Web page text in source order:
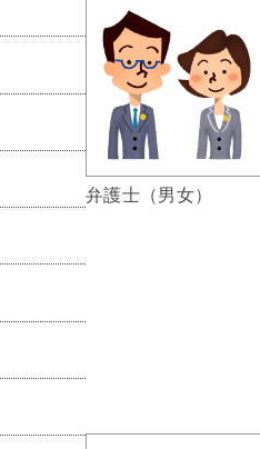
弁護士（男女）